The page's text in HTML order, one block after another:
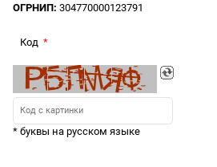
ОГРНИП: 304770000123791
Код
* буквы на русском языке